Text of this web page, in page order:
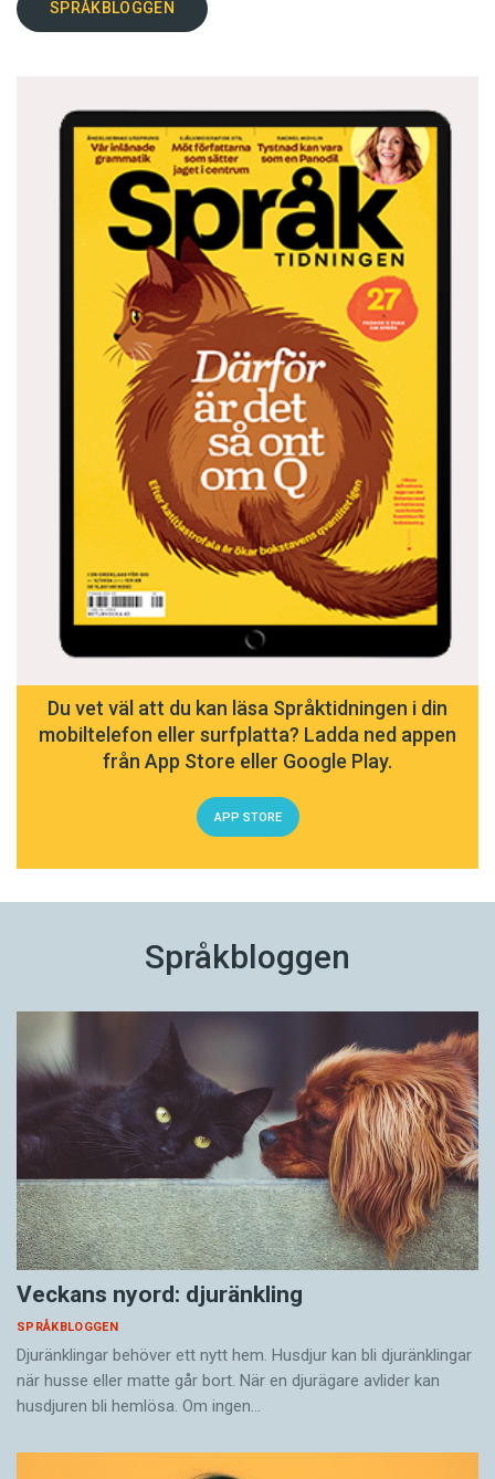
SPRÅKBLOGGEN
Du vet väl att du kan läsa Språktidningen i din
mobiltelefon eller surfplatta? Ladda ned appen
från App Store eller Google Play.
APP STORE
Språkbloggen
Veckans nyord: djuränkling
SPRÅKBLOGGEN
Djuränklingar behöver ett nytt hem. Husdjur kan bli djuränklingar
när husse eller matte går bort. När en djurägare avlider kan
husdjuren bli hemlösa. Om ingen…